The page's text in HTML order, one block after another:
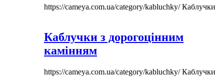
https://cameya.com.ua/category/kabluchky/Каблучки
Каблучки з дорогоцінним
камінням
https://cameya.com.ua/category/kabluchky/Каблучки